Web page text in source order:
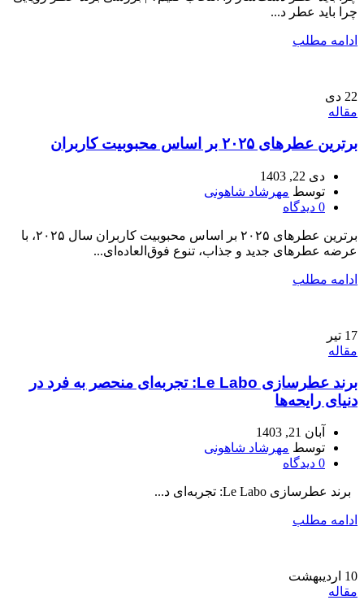
چرا باید عطر د...
ادامه مطلب
22 دی
مقاله
برترین عطرهای ۲۰۲۵ بر اساس محبوبیت کاربران
دی 22, 1403
توسط مهرشاد شاهونی
0 دیدگاه
برترین عطرهای ۲۰۲۵ بر اساس محبوبیت کاربران سال ۲۰۲۵، با
عرضه عطرهای جدید و جذاب، تنوع فوق‌العاده‌ای...
ادامه مطلب
17 تیر
مقاله
برند عطرسازی Le Labo: تجربه‌ای منحصر به فرد در
دنیای رایحه‌ها
آبان 21, 1403
توسط مهرشاد شاهونی
0 دیدگاه
برند عطرسازی Le Labo: تجربه‌ای د...
ادامه مطلب
10 اردیبهشت
مقاله